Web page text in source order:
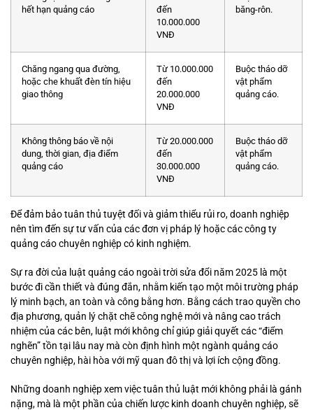
hết hạn quảng cáo
đến
10.000.000
VNĐ
băng-rôn.
Chăng ngang qua đường,
hoặc che khuất đèn tín hiệu
giao thông
Từ 10.000.000
đến
20.000.000
VNĐ
Buộc tháo dỡ
vật phẩm
quảng cáo.
Không thông báo về nội
dung, thời gian, địa điểm
quảng cáo
Từ 20.000.000
đến
30.000.000
VNĐ
Buộc tháo dỡ
vật phẩm
quảng cáo.
Để đảm bảo tuân thủ tuyệt đối và giảm thiểu rủi ro, doanh nghiệp
nên tìm đến sự tư vấn của các đơn vị pháp lý hoặc các công ty
quảng cáo chuyên nghiệp có kinh nghiệm.
Sự ra đời của luật quảng cáo ngoài trời sửa đổi năm 2025 là một
bước đi cần thiết và đúng đắn, nhằm kiến tạo một môi trường pháp
lý minh bạch, an toàn và công bằng hơn. Bằng cách trao quyền cho
địa phương, quản lý chặt chẽ công nghệ mới và nâng cao trách
nhiệm của các bên, luật mới không chỉ giúp giải quyết các “điểm
nghẽn” tồn tại lâu nay mà còn định hình một ngành quảng cáo
chuyên nghiệp, hài hòa với mỹ quan đô thị và lợi ích cộng đồng.
Những doanh nghiệp xem việc tuân thủ luật mới không phải là gánh
nặng, mà là một phần của chiến lược kinh doanh chuyên nghiệp, sẽ